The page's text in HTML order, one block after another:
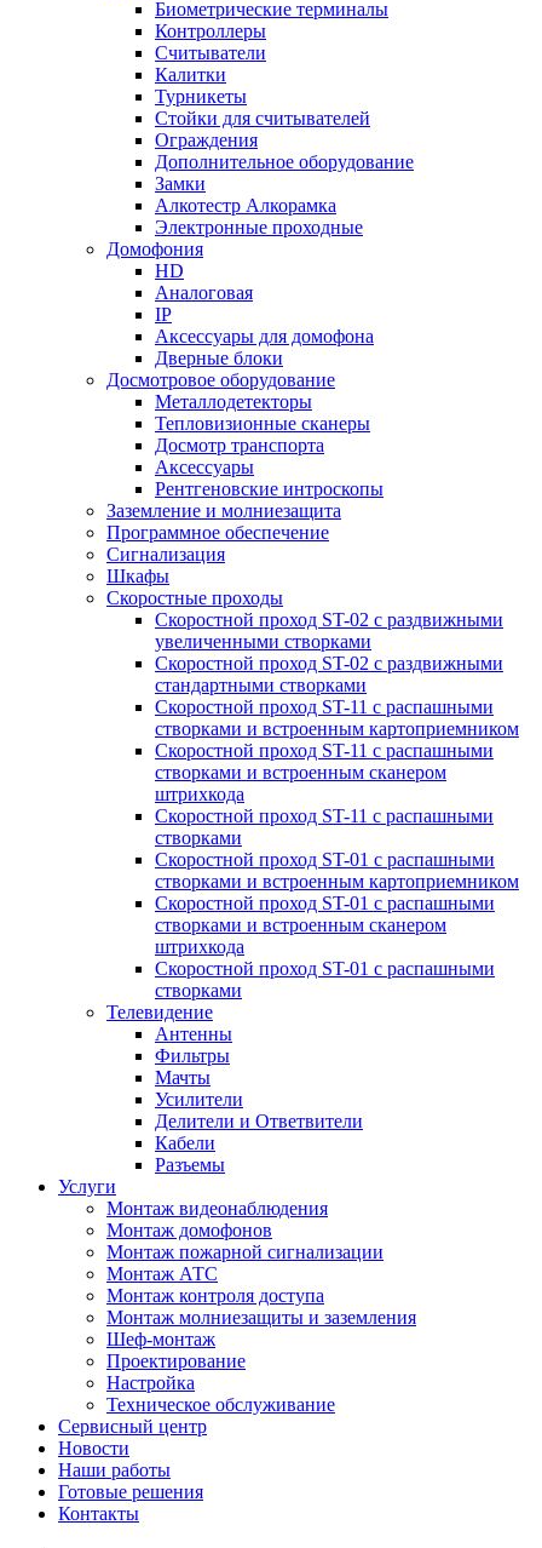
Биометрические терминалы
Контроллеры
Считыватели
Калитки
Турникеты
Стойки для считывателей
Ограждения
Дополнительное оборудование
Замки
Алкотестр Алкорамка
Электронные проходные
Домофония
HD
Аналоговая
IP
Аксессуары для домофона
Дверные блоки
Досмотровое оборудование
Металлодетекторы
Тепловизионные сканеры
Досмотр транспорта
Аксессуары
Рентгеновские интроскопы
Заземление и молниезащита
Программное обеспечение
Сигнализация
Шкафы
Скоростные проходы
Скоростной проход ST-02 с раздвижными
увеличенными створками
Скоростной проход ST-02 с раздвижными
стандартными створками
Скоростной проход ST-11 с распашными
створками и встроенным картоприемником
Скоростной проход ST-11 с распашными
створками и встроенным сканером
штрихкода
Скоростной проход ST-11 с распашными
створками
Скоростной проход ST-01 с распашными
створками и встроенным картоприемником
Скоростной проход ST-01 с распашными
створками и встроенным сканером
штрихкода
Скоростной проход ST-01 с распашными
створками
Телевидение
Антенны
Фильтры
Мачты
Усилители
Делители и Ответвители
Кабели
Разъемы
Услуги
Монтаж видеонаблюдения
Монтаж домофонов
Монтаж пожарной сигнализации
Монтаж АТС
Монтаж контроля доступа
Монтаж молниезащиты и заземления
Шеф-монтаж
Проектирование
Настройка
Техническое обслуживание
Сервисный центр
Новости
Наши работы
Готовые решения
Контакты